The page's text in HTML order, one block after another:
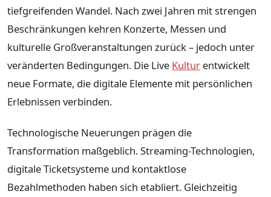
tiefgreifenden Wandel. Nach zwei Jahren mit strengen
Beschränkungen kehren Konzerte, Messen und
kulturelle Großveranstaltungen zurück – jedoch unter
veränderten Bedingungen. Die Live Kultur entwickelt
neue Formate, die digitale Elemente mit persönlichen
Erlebnissen verbinden.
Technologische Neuerungen prägen die
Transformation maßgeblich. Streaming-Technologien,
digitale Ticketsysteme und kontaktlose
Bezahlmethoden haben sich etabliert. Gleichzeitig